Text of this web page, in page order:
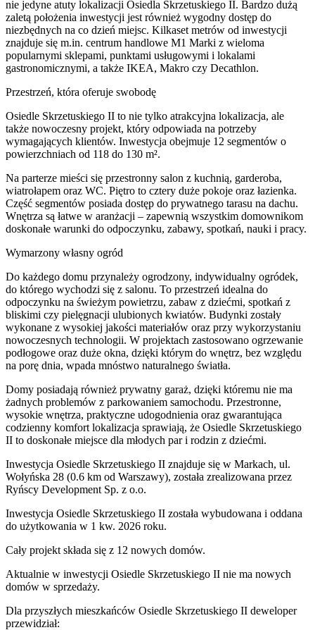
nie jedyne atuty lokalizacji Osiedla Skrzetuskiego II. Bardzo dużą
zaletą położenia inwestycji jest również wygodny dostęp do
niezbędnych na co dzień miejsc. Kilkaset metrów od inwestycji
znajduje się m.in. centrum handlowe M1 Marki z wieloma
popularnymi sklepami, punktami usługowymi i lokalami
gastronomicznymi, a także IKEA, Makro czy Decathlon.
Przestrzeń, która oferuje swobodę
Osiedle Skrzetuskiego II to nie tylko atrakcyjna lokalizacja, ale
także nowoczesny projekt, który odpowiada na potrzeby
wymagających klientów. Inwestycja obejmuje 12 segmentów o
powierzchniach od 118 do 130 m².
Na parterze mieści się przestronny salon z kuchnią, garderoba,
wiatrołapem oraz WC. Piętro to cztery duże pokoje oraz łazienka.
Część segmentów posiada dostęp do prywatnego tarasu na dachu.
Wnętrza są łatwe w aranżacji – zapewnią wszystkim domownikom
doskonałe warunki do odpoczynku, zabawy, spotkań, nauki i pracy.
Wymarzony własny ogród
Do każdego domu przynależy ogrodzony, indywidualny ogródek,
do którego wychodzi się z salonu. To przestrzeń idealna do
odpoczynku na świeżym powietrzu, zabaw z dziećmi, spotkań z
bliskimi czy pielęgnacji ulubionych kwiatów. Budynki zostały
wykonane z wysokiej jakości materiałów oraz przy wykorzystaniu
nowoczesnych technologii. W projektach zastosowano ogrzewanie
podłogowe oraz duże okna, dzięki którym do wnętrz, bez względu
na porę dnia, wpada mnóstwo naturalnego światła.
Domy posiadają również prywatny garaż, dzięki któremu nie ma
żadnych problemów z parkowaniem samochodu. Przestronne,
wysokie wnętrza, praktyczne udogodnienia oraz gwarantująca
codzienny komfort lokalizacja sprawiają, że Osiedle Skrzetuskiego
II to doskonałe miejsce dla młodych par i rodzin z dziećmi.
Inwestycja Osiedle Skrzetuskiego II znajduje się w Markach, ul.
Wołyńska 28 (0.6 km od Warszawy), została zrealizowana przez
Ryńscy Development Sp. z o.o.
Inwestycja Osiedle Skrzetuskiego II została wybudowana i oddana
do użytkowania w 1 kw. 2026 roku.
Cały projekt składa się z 12 nowych domów.
Aktualnie w inwestycji Osiedle Skrzetuskiego II nie ma nowych
domów w sprzedaży.
Dla przyszłych mieszkańców Osiedle Skrzetuskiego II deweloper
przewidział: